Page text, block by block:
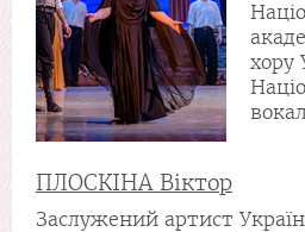
хору
ПЛОСКІНА Віктор
Заслужений артист